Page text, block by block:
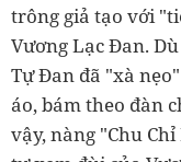
trông giả tạo với
Vương Lạc Đan.
Tự Đan đã "xà
áo, bám theo đàn
vậy, nàng "Chu